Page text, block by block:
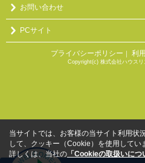
お問い合わせ
PCサイト
プライバシーポリシー ｜ 利
Copyright(c) 株式会社ハウス
当サイトでは、お客様の当サイト利用状
して、クッキー（Cookie）を使用してい
詳しくは、当社の 「Cookieの取扱いにつ